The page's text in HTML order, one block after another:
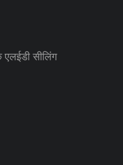
सीलिंग